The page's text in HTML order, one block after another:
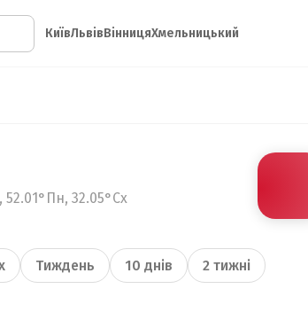
КиївЛьвівВінницяХмельницький
32.05°Сх
Тиждень 10 днів 2 тижні